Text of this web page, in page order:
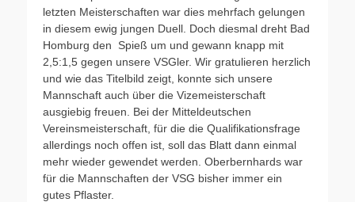
letzten Meisterschaften war dies mehrfach gelungen
in diesem ewig jungen Duell. Doch diesmal dreht Bad
Homburg den Spieß um und gewann knapp mit
2,5:1,5 gegen unsere VSGler. Wir gratulieren herzlich
und wie das Titelbild zeigt, konnte sich unsere
Mannschaft auch über die Vizemeisterschaft
ausgiebig freuen. Bei der Mitteldeutschen
Vereinsmeisterschaft, für die die Qualifikationsfrage
allerdings noch offen ist, soll das Blatt dann einmal
mehr wieder gewendet werden. Oberbernhards war
für die Mannschaften der VSG bisher immer ein
gutes Pflaster.